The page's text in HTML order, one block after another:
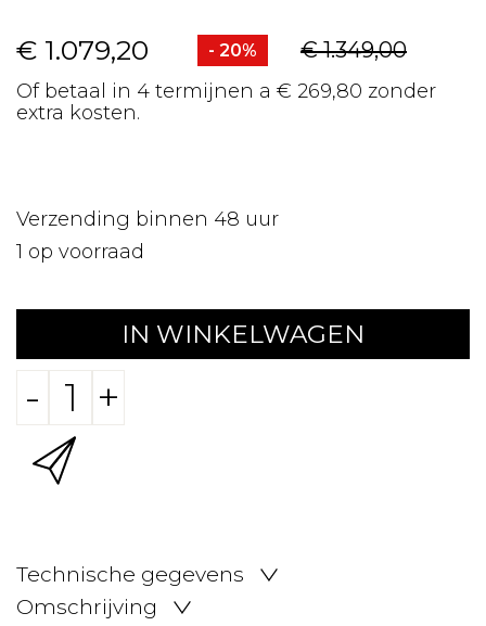
€ 1.079,20 - 20% € 1.349,00
Of betaal in 4 termijnen a € 269,80 zonder
extra kosten.
Verzending binnen 48 uur
1 op voorraad
IN WINKELWAGEN
- +
Technische gegevens
Omschrijving